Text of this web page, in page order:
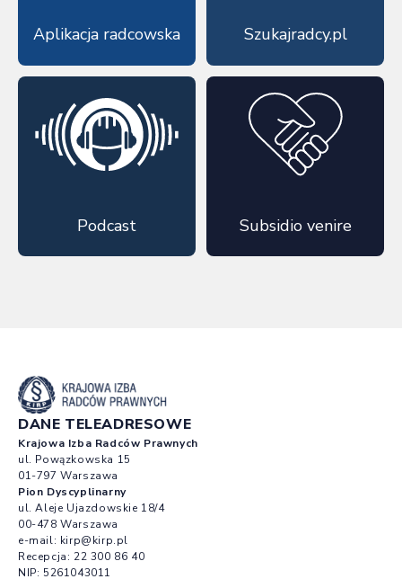
Aplikacja radcowska Szukajradcy.pl
Podcast Subsidio venire
DANE TELEADRESOWE
Krajowa Izba Radców Prawnych
ul. Powązkowska 15
01-797 Warszawa
Pion Dyscyplinarny
ul. Aleje Ujazdowskie 18/4
00-478 Warszawa
e-mail: kirp@kirp.pl
Recepcja: 22 300 86 40
NIP: 5261043011